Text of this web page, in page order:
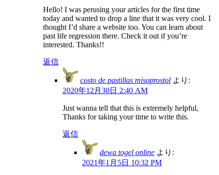
Hello! I was perusing your articles for the first time
today and wanted to drop a line that it was very cool. I
thought I’d share a website too. You can learn about
past life regression there. Check it out if you’re
interested. Thanks!!
返信
costo de pastillas misoprostol より:
2020年12月30日 2:40 AM
Just wanna tell that this is extremely helpful,
Thanks for taking your time to write this.
返信
dewa togel online より:
2021年1月5日 10:32 PM